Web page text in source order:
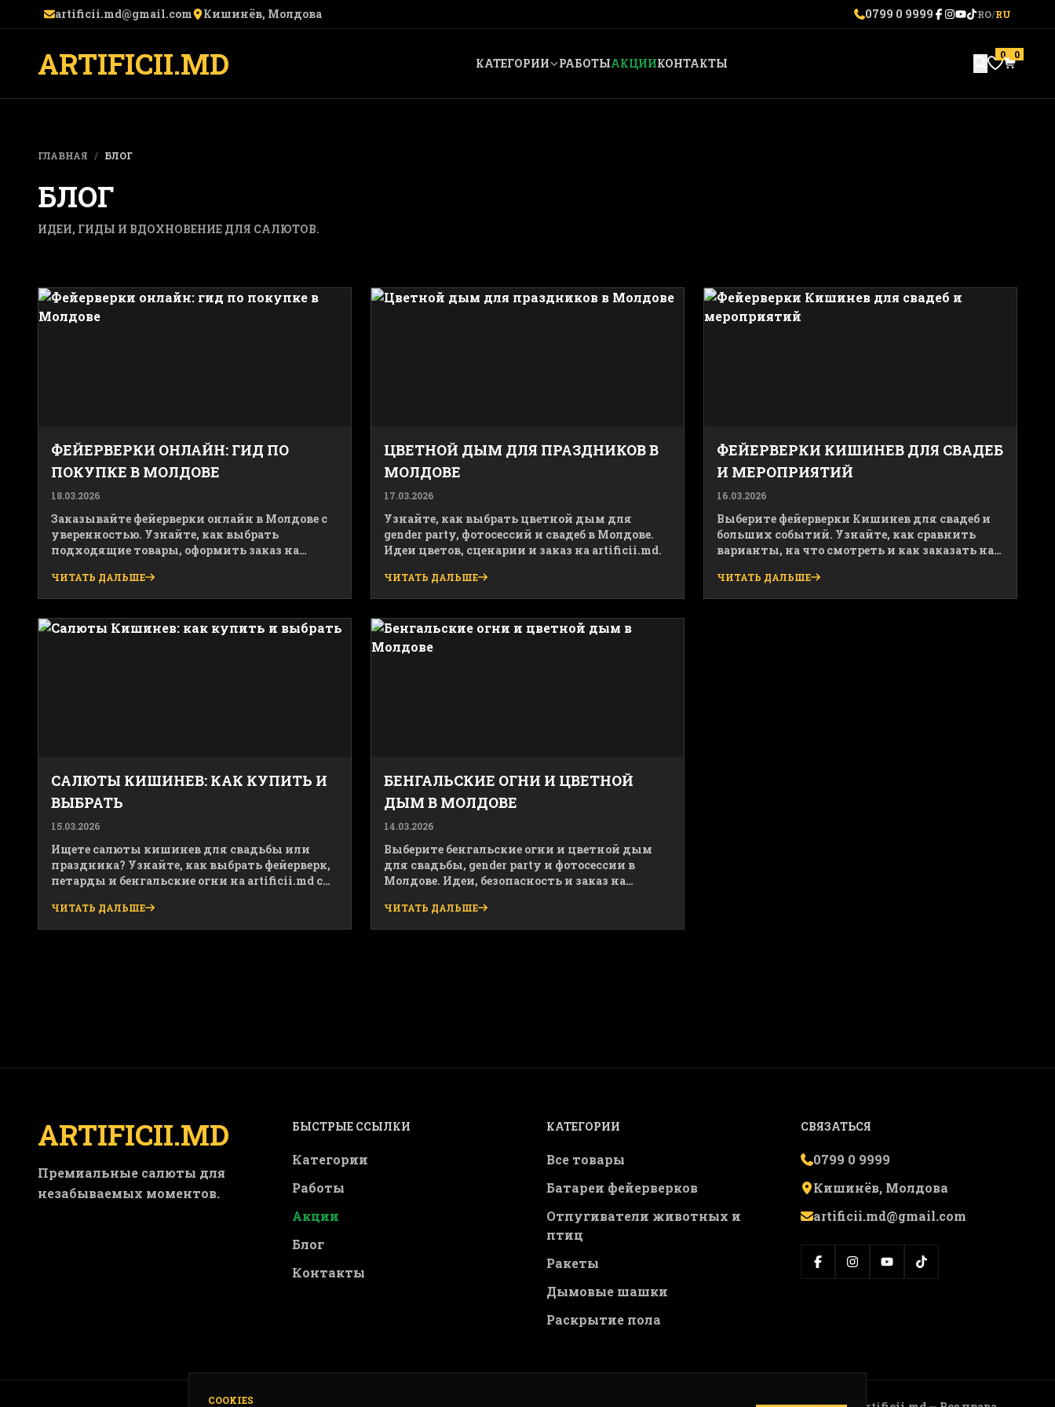
artificii.md@gmail.com Кишинёв, Молдова 0799 0 9999 RO/RU
ARTIFICII.MD КАТЕГОРИИ РАБОТЫАКЦИИКОНТАКТЫ
0 0
ГЛАВНАЯ / БЛОГ
БЛОГ
ИДЕИ, ГИДЫ И ВДОХНОВЕНИЕ ДЛЯ САЛЮТОВ.
ФЕЙЕРВЕРКИ ОНЛАЙН: ГИД ПО
ПОКУПКЕ В МОЛДОВЕ
18.03.2026
Заказывайте фейерверки онлайн в Молдове с
уверенностью. Узнайте, как выбрать
подходящие товары, оформить заказ на
ЧИТАТЬ ДАЛЬШЕ
ЦВЕТНОЙ ДЫМ ДЛЯ ПРАЗДНИКОВ В
МОЛДОВЕ
17.03.2026
Узнайте, как выбрать цветной дым для
gender party, фотосессий и свадеб в Молдове.
Идеи цветов, сценарии и заказ на artificii.md.
ЧИТАТЬ ДАЛЬШЕ
ФЕЙЕРВЕРКИ КИШИНЕВ ДЛЯ СВАДЕБ
И МЕРОПРИЯТИЙ
16.03.2026
Выберите фейерверки Кишинев для свадеб и
больших событий. Узнайте, как сравнить
варианты, на что смотреть и как заказать на
ЧИТАТЬ ДАЛЬШЕ
САЛЮТЫ КИШИНЕВ: КАК КУПИТЬ И
ВЫБРАТЬ
15.03.2026
Ищете салюты кишинев для свадьбы или
праздника? Узнайте, как выбрать фейерверк,
петарды и бенгальские огни на artificii.md с
ЧИТАТЬ ДАЛЬШЕ
БЕНГАЛЬСКИЕ ОГНИ И ЦВЕТНОЙ
ДЫМ В МОЛДОВЕ
14.03.2026
Выберите бенгальские огни и цветной дым
для свадьбы, gender party и фотосессии в
Молдове. Идеи, безопасность и заказ на
ЧИТАТЬ ДАЛЬШЕ
ARTIFICII.MD
Премиальные салюты для
незабываемых моментов.
БЫСТРЫЕ ССЫЛКИ
Категории
Работы
Акции
Блог
Контакты
КАТЕГОРИИ
Все товары
Батареи фейерверков
Отпугиватели животных и
птиц
Ракеты
Дымовые шашки
Раскрытие пола
СВЯЗАТЬСЯ
0799 0 9999
Кишинёв, Молдова
artificii.md@gmail.com
COOKIES